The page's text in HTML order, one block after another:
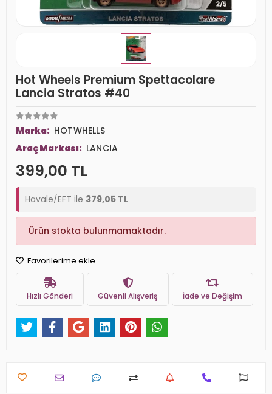
Hot Wheels Premium Spettacolare
Lancia Stratos #40
Marka: HOTWHELLS
Araç Markası: LANCIA
399,00 TL
Havale/EFT ile 379,05 TL
Ürün stokta bulunmamaktadır.
Favorilerime ekle
Hızlı Gönderi Güvenli Alışveriş İade ve Değişim